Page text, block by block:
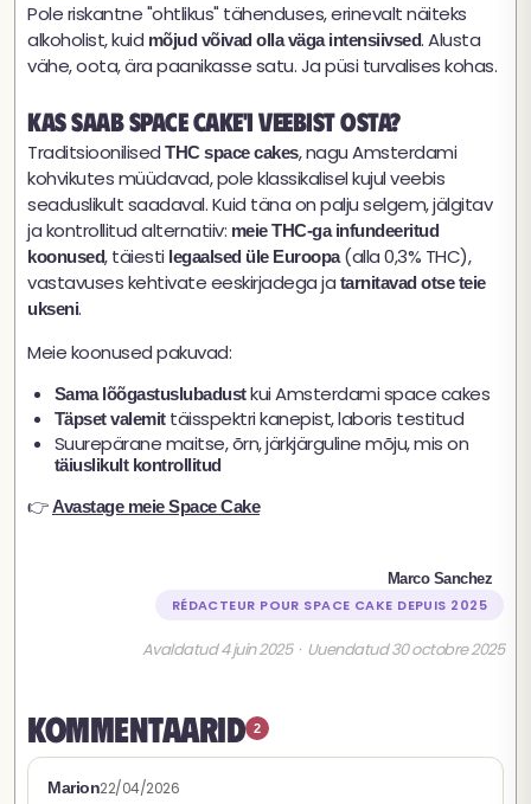
Pole riskantne "ohtlikus" tähenduses, erinevalt näiteks
alkoholist, kuid mõjud võivad olla väga intensiivsed. Alusta
vähe, oota, ära paanikasse satu. Ja püsi turvalises kohas.
Kas saab space cake'i veebist osta?
Traditsioonilised THC space cakes, nagu Amsterdami
kohvikutes müüdavad, pole klassikalisel kujul veebis
seaduslikult saadaval. Kuid täna on palju selgem, jälgitav
ja kontrollitud alternatiiv: meie THC-ga infundeeritud
koonused, täiesti legaalsed üle Euroopa(alla 0,3% THC),
vastavuses kehtivate eeskirjadega ja tarnitavad otse teie
ukseni.
Meie koonused pakuvad:
Sama lõõgastuslubadustkui Amsterdami space cakes
Täpset valemittäisspektri kanepist, laboris testitud
Suurepärane maitse, õrn, järkjärguline mõju, mis on
täiuslikult kontrollitud
👉Avastage meie Space Cake
Marco Sanchez
RÉDACTEUR POUR SPACE CAKE DEPUIS 2025
Avaldatud 4 juin 2025 · Uuendatud 30 octobre 2025
Kommentaarid 2
Marion22/04/2026